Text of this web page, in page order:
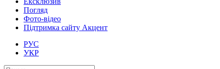
Погляд
Фото-відео
Підтримка сайту Акцент
РУС
УКР